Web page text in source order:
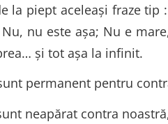
la piept aceleaşi fraze
nu este aşa; Nu e
şi tot aşa la infinit.
permanent pentru
neapărat contra